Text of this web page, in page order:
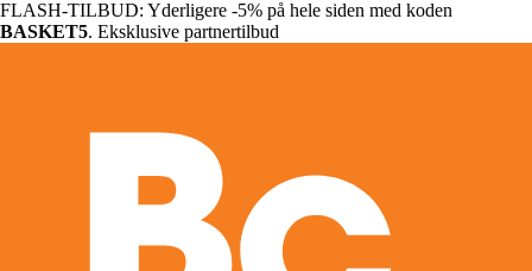
FLASH-TILBUD: Yderligere -5% på hele siden med koden
BASKET5. Eksklusive partnertilbud